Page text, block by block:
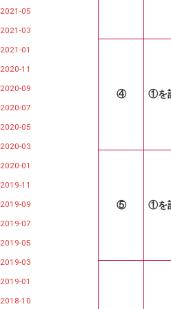
2021-05
2021-03
2021-01
2020-11
2020-09
2020-07
2020-05
2020-03
2020-01
2019-11
2019-09
2019-07
2019-05
2019-03
2019-01
2018-10
④ ①を
⑤ ①を